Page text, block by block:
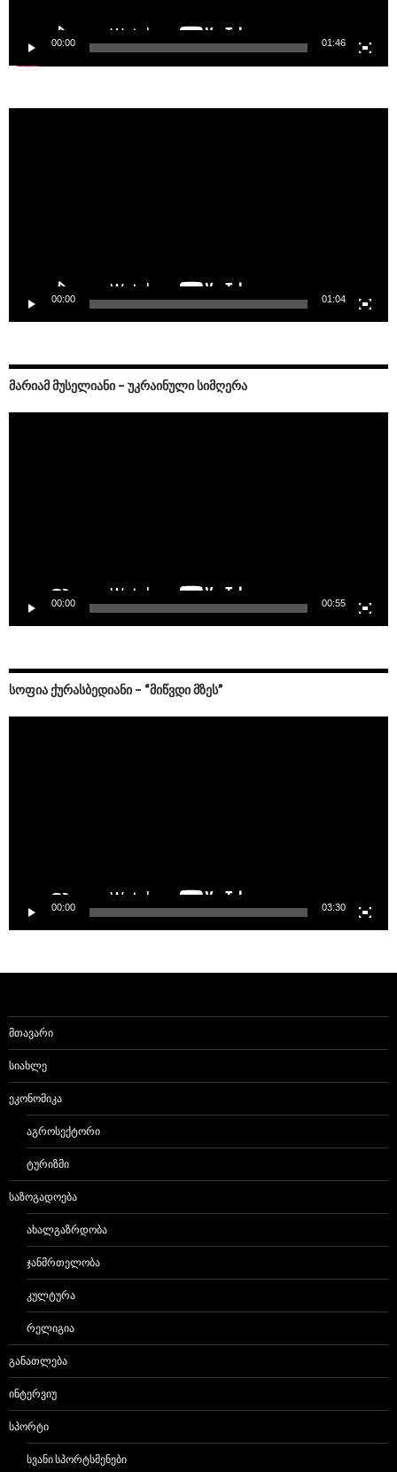
00:00 01:46
00:00 01:04
ᲛᲐᲠᲘᲐᲛ ᲛᲣᲡᲔᲚᲘᲐᲜᲘ – ᲣᲙᲠᲐᲘᲜᲣᲚᲘ ᲡᲘᲛᲦᲔᲠᲐ
00:00 00:55
ᲡᲝᲤᲘᲐ ᲥᲣᲠᲐᲡᲑᲔᲓᲘᲐᲜᲘ – “ᲛᲘᲬᲕᲓᲘ ᲛᲖᲔᲡ”
00:00 03:30
ᲛᲗᲐᲕᲐᲠᲘ
ᲡᲘᲐᲮᲚᲔ
ᲔᲙᲝᲜᲝᲛᲘᲙᲐ
ᲐᲒᲠᲝᲡᲔᲥᲢᲝᲠᲘ
ᲢᲣᲠᲘᲖᲛᲘ
ᲡᲐᲖᲝᲒᲐᲓᲝᲔᲑᲐ
ᲐᲮᲐᲚᲒᲐᲖᲠᲓᲝᲑᲐ
ᲯᲐᲜᲛᲠᲗᲔᲚᲝᲑᲐ
ᲙᲣᲚᲢᲣᲠᲐ
ᲠᲔᲚᲘᲒᲘᲐ
ᲒᲐᲜᲐᲗᲚᲔᲑᲐ
ᲘᲜᲢᲔᲠᲕᲘᲣ
ᲡᲞᲝᲠᲢᲘ
ᲡᲕᲐᲜᲘ ᲡᲞᲝᲠᲢᲡᲛᲔᲜᲔᲑᲘ